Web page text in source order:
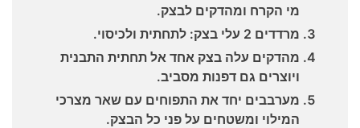
מי הקרח ומהדקים לבצק.
מרדדים 2 עלי בצק: לתחתית ולכיסוי.
מהדקים עלה בצק אחד אל תחתית התבנית
ויוצרים גם דפנות מסביב.
מערבבים יחד את התפוחים עם שאר מצרכי
המילוי ומשטחים על פני כל הבצק.